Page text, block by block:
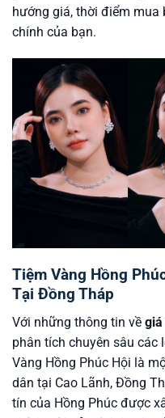
hướng giá, thời điểm mua
chính của bạn.
Tiệm Vàng Hồng
Tại Đồng Tháp
Với những thông tin về giá
phân tích chuyên sâu các
Vàng Hồng Phúc Hội là
dân tại Cao Lãnh, Đồng
tín của Hồng Phúc được